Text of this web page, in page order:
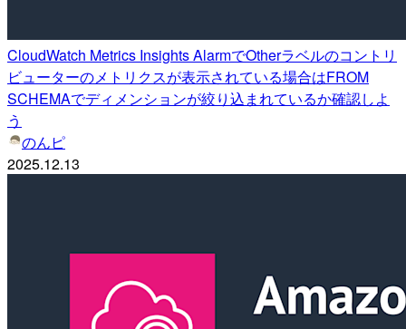
CloudWatch Metrics Insights AlarmでOtherラベルのコントリ
ビューターのメトリクスが表示されている場合はFROM
SCHEMAでディメンションが絞り込まれているか確認しよ
う
のんピ
2025.12.13